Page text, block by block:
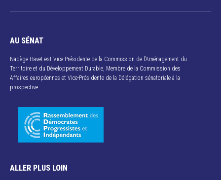
AU SÉNAT
Nadège Havet est Vice-Présidente de la Commission de l’Aménagement du
Territoire et du Développement Durable, Membre de la Commission des
Affaires européennes et Vice-Présidente de la Délégation sénatoriale à la
prospective.
ALLER PLUS LOIN